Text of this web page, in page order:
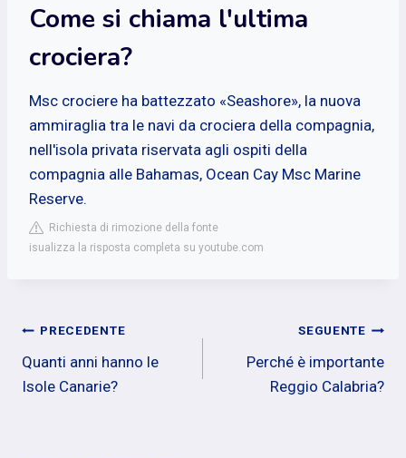
Come si chiama l'ultima
crociera?
Msc crociere ha battezzato «Seashore», la nuova
ammiraglia tra le navi da crociera della compagnia,
nell'isola privata riservata agli ospiti della
compagnia alle Bahamas, Ocean Cay Msc Marine
Reserve.
Richiesta di rimozione della fonte
isualizza la risposta completa su youtube.com
Navigazione
articoli
PRECEDENTE
Quanti anni hanno le
Isole Canarie?
SEGUENTE
Perché è importante
Reggio Calabria?